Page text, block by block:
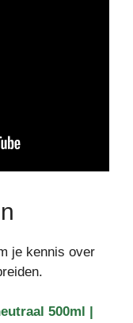
je kennis over
500ml |